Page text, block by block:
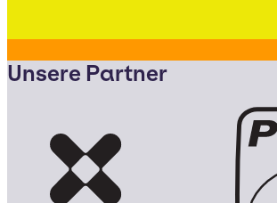
Unsere Partner